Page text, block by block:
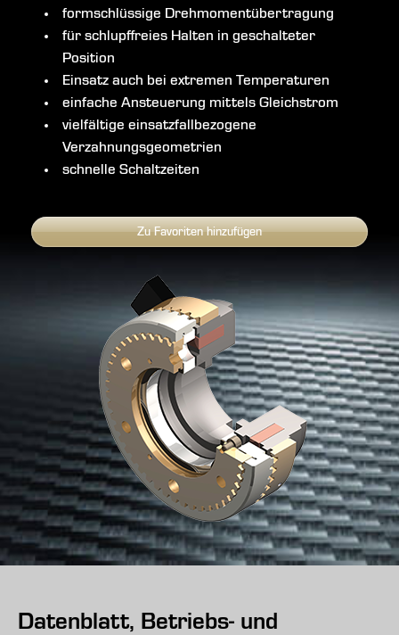
formschlüssige Drehmomentübertragung
für schlupffreies Halten in geschalteter
Position
Einsatz auch bei extremen Temperaturen
einfache Ansteuerung mittels Gleichstrom
vielfältige einsatzfallbezogene
Verzahnungsgeometrien
schnelle Schaltzeiten
Zu Favoriten hinzufügen
Datenblatt, Betriebs- und